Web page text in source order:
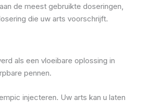
​​de meest gebruikte doseringen,
die uw arts voorschrijft.
als een vloeibare oplossing in
pennen.
injecteren. Uw arts kan u laten